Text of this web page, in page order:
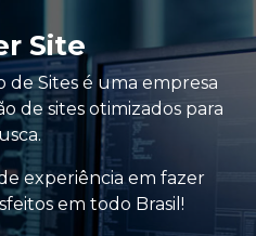
Site
de Sites é uma empresa
de sites otimizados para
experiência em fazer
em todo Brasil!